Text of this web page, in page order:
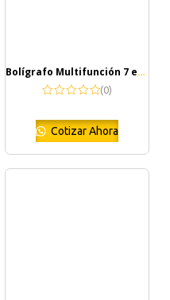
Bolígrafo Multifunción 7 en 1 Payro
(0)
Cotizar Ahora